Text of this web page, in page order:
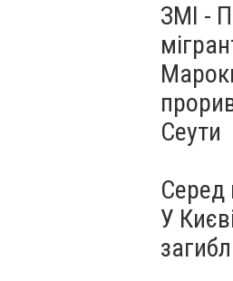
ЗМІ -
Сеути
Серед
У